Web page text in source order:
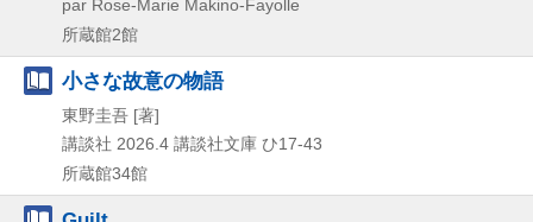
par Rose-Marie Makino-Fayolle
所蔵館2館
小さな故意の物語
東野圭吾 [著]
講談社 2026.4 講談社文庫 ひ17-43
所蔵館34館